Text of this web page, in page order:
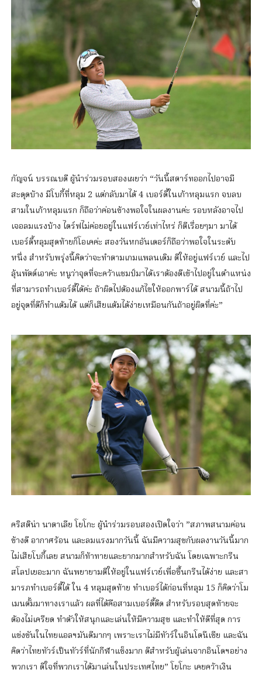
กัญจน์ บรรณบดี ผู้นำร่วมรอบสองเผยว่า “วันนี้สตาร์ทออกไปอาจมี
สะดุดบ้าง มีโบกี้ที่หลุม 2 แต่กลับมาได้ 4 เบอร์ดี้ในเก้าหลุมแรก จบลบ
สามในเก้าหลุมแรก ก็ถือว่าค่อนข้างพอใจในผลงานค่ะ รอบหลังอาจไป
เจอลมแรงบ้าง ไดร์ฟไม่ค่อยอยู่ในแฟร์เวย์เท่าไหร่ ก็ตีเรื่อยๆมา มาได้
เบอร์ดี้หลุมสุดท้ายก็โอเคค่ะ สองวันหกอันเดอร์ก็ถือว่าพอใจในระดับ
หนึ่ง สำหรับพรุ่งนี้คิดว่าจะทำตามเกมแพลนเดิม ตีให้อยู่แฟร์เวย์ และไป
ลุ้นพัตต์เอาค่ะ หนูว่าจุดที่จะคว้าแชมป์มาได้เราต้องตีเข้าไปอยู่ในตำแหน่ง
ที่สามารถทำเบอร์ดี้ได้ค่ะ ถ้าผิดไปต้องแก้ไขให้ออกพาร์ได้ สนามนี้ถ้าไป
อยู่จุดที่ดีก็ทำแต้มได้ แต่ก็เสียแต้มได้ง่ายเหมือนกันถ้าอยู่ผิดที่ค่ะ”
คริสติน่า นาตาเลีย โยโกะ ผู้นำร่วมรอบสองเปิดใจว่า ”สภาพสนามค่อน
ข้างดี อากาศร้อน และลมแรงมากวันนี้ ฉันมีความสุขกับผลงานวันนี้มาก
ไม่เสียโบกี้เลย สนามก็ท้าทายและยากมากสำหรับฉัน โดยเฉพาะกรีน
สโลปเยอะมาก ฉันพยายามตีให้อยู่ในแฟร์เวย์เพื่อขึ้นกรีนได้ง่าย และสา
มารภทำเบอร์ดี้ได้ ใน 4 หลุมสุดท้าย ทำเบอร์ได้ก่อนที่หลุม 15 ก็คิดว่าโม
เมนตั้มมาทางเราแล้ว ผลที่ได้คือสามเบอร์ดี้ติด สำหรับรอบสุดท้ายจะ
ต้องไม่เครียด ทำตัวให้สนุกและเล่นให้มีความสุข และทำให้ดีที่สุด การ
แข่งขันในไทยแอลฯมันดีมากๆ เพราะเราไม่มีทัวร์ในอินโดนีเชีย และฉัน
คิดว่าไทยทัวร์เป็นทัวร์ที่นักกีฬาแข็งมาก ดีสำหรับผู้เล่นจากอินโดฯอย่าง
พวกเรา ดีใจที่พวกเราได้มาเล่นในประเทศไทย” โยโกะ เคยคว้าเงิน